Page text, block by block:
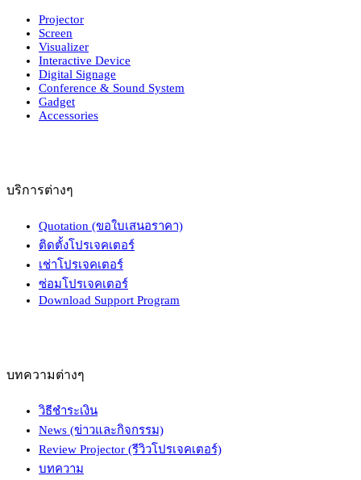
Projector
Screen
Visualizer
Interactive Device
Digital Signage
Conference & Sound System
Gadget
Accessories
บริการต่างๆ
Quotation (ขอใบเสนอราคา)
ติดตั้งโปรเจคเตอร์
เช่าโปรเจคเตอร์
ซ่อมโปรเจคเตอร์
Download Support Program
บทความต่างๆ
วิธีชำระเงิน
News (ข่าวและกิจกรรม)
Review Projector (รีวิวโปรเจคเตอร์)
บทความ